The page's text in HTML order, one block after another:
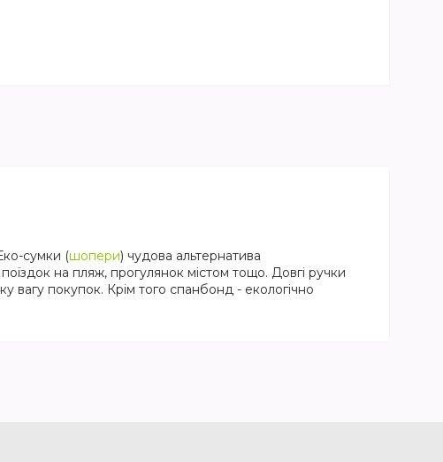
сумки (шопери) чудова альтернатива
на пляж, прогулянок містом тощо. Довгі ручки
вагу покупок. Крім того спанбонд - екологічно